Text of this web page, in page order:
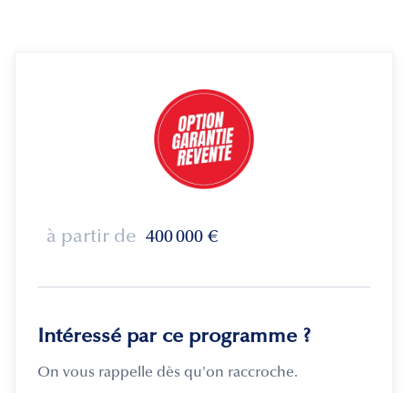
à partir de 400 000 €
Intéressé par ce programme ?
On vous rappelle dès qu'on raccroche.